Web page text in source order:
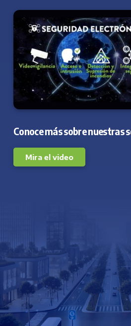
Conoce más sobre nuestras
Mira el video